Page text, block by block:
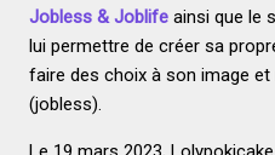
Jobless & Joblifeainsi que le
lui permettre de créer sa
faire des choix à son image
(jobless).